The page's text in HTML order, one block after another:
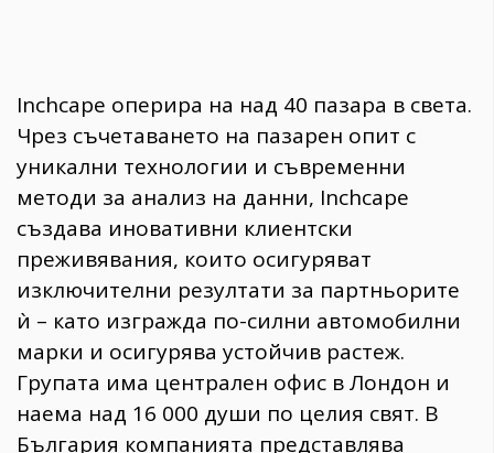
Inchcape оперира на над 40 пазара в света.
Чрез съчетаването на пазарен опит с
уникални технологии и съвременни
методи за анализ на данни, Inchcape
създава иновативни клиентски
преживявания, които осигуряват
изключителни резултати за партньорите
ѝ – като изгражда по-силни автомобилни
марки и осигурява устойчив растеж.
Групата има централен офис в Лондон и
наема над 16 000 души по целия свят. В
България компанията представлява